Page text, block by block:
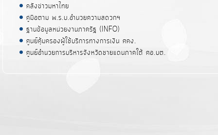
คลังข่าวมหาไทย
คู่มือตาม พ.ร.บ.อำนวยความสดวกฯ
ฐานข้อมูลหน่วยงานภาครัฐ (INFO)
ศูนย์คุ้มครองผู้ใช้บริการทางการเงิน ศคง.
ศูนย์อำนวยการบริหารจังหวัดชายแดนภาคใต้ ศอ.บต.